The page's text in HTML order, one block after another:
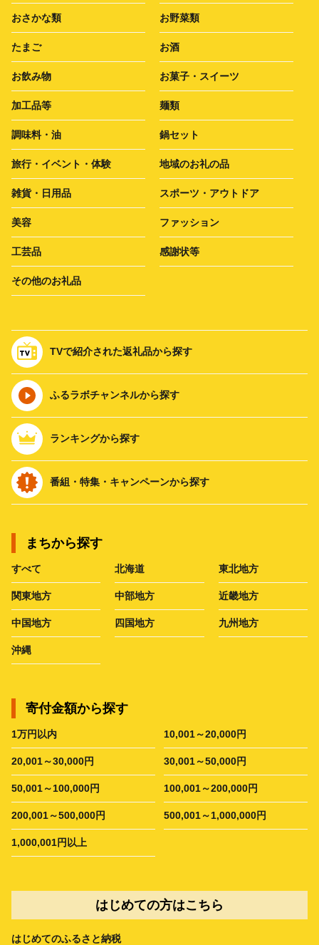
おさかな類 お野菜類
たまご お酒
お飲み物 お菓子・スイーツ
加工品等 麺類
調味料・油 鍋セット
旅行・イベント・体験 地域のお礼の品
雑貨・日用品 スポーツ・アウトドア
美容 ファッション
工芸品 感謝状等
その他のお礼品
TVで紹介された返礼品から探す
ふるラボチャンネルから探す
ランキングから探す
番組・特集・キャンペーンから探す
まちから探す
すべて 北海道 東北地方
関東地方 中部地方 近畿地方
中国地方 四国地方 九州地方
沖縄
寄付金額から探す
1万円以内 10,001～20,000円
20,001～30,000円 30,001～50,000円
50,001～100,000円 100,001～200,000円
200,001～500,000円 500,001～1,000,000円
1,000,001円以上
はじめての方はこちら
はじめてのふるさと納税